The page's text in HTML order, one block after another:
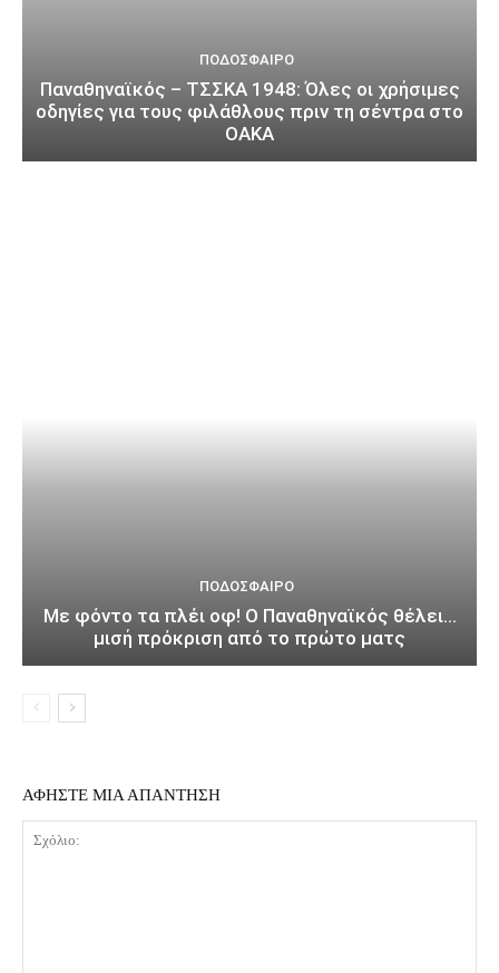
ΠΟΔΌΣΦΑΙΡΟ
Παναθηναϊκός – ΤΣΣΚΑ 1948: Όλες οι χρήσιμες
οδηγίες για τους φιλάθλους πριν τη σέντρα στο
ΟΑΚΑ
ΠΟΔΌΣΦΑΙΡΟ
Με φόντο τα πλέι οφ! Ο Παναθηναϊκός θέλει…
μισή πρόκριση από το πρώτο ματς
ΑΦΗΣΤΕ ΜΙΑ ΑΠΑΝΤΗΣΗ